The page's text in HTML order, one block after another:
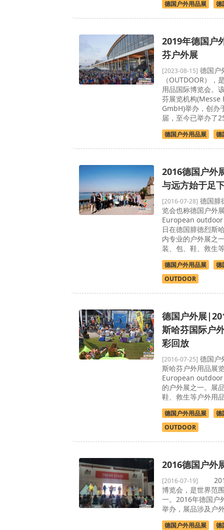
德国户外用品展 德
2019年德国户
芬户外展
[2023-08-15] 德国户
（OUTDOOR），
用品国际博览会。
芬展览机构
GmbH)举办，创办
届，至今已举办了
德国户外用品展 德
2016德国户外
与远方始于足
[2016-07-28] 德国腓
览会也称德国户外
European outdoor
日在德国腓德烈斯
内专业的户外展之
装、包、鞋、救生
德国户外用品展
德
OUTDOOR
德国户外展
斯哈芬国际户
彩回放
[2016-07-25] 德国户
斯哈芬户外用品展
European outdoor
的户外展之一。展
鞋、救生等户外用
德国户外用品展
德
OUTDOOR
2016德国户外
[2016-07-19]
2016
博览会，是世界范
一。2016年德国户
举办，展品涉及户
德国户外用品展 德